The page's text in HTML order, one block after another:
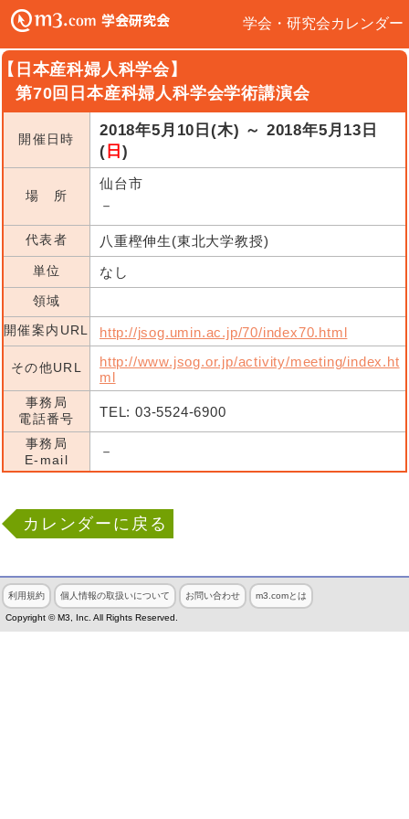
学会・研究会カレンダー
日本産科婦人科学会】
第70回日本産科婦人科学会学術講演会
開催日時
2018年5月10日(木) ～ 2018年5月13日
( 日 )
場 所
仙台市
－
代表者 八重樫伸生(東北大学教授)
単位 なし
領域
開催案内URL
http://jsog.umin.ac.jp/70/index70.html
その他URL
http://www.jsog.or.jp/activity/meeting/index.ht
ml
事務局
電話番号
TEL: 03-5524-6900
事務局
E-mail
－
カレンダーに戻る
利用規約 個人情報の取扱いについて お問い合わせ m3.comとは
Copyright © M3, Inc. All Rights Reserved.